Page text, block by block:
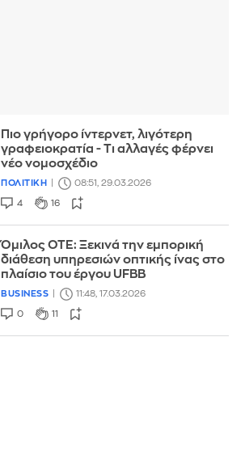
Πιο γρήγορο ίντερνετ, λιγότερη
γραφειοκρατία - Τι αλλαγές φέρνει
νέο νομοσχέδιο
ΠΟΛΙΤΙΚΗ 08:51, 29.03.2026
4 16
Όμιλος ΟΤΕ: Ξεκινά την εμπορική
διάθεση υπηρεσιών οπτικής ίνας στο
πλαίσιο του έργου UFBB
BUSINESS 11:48, 17.03.2026
0 11